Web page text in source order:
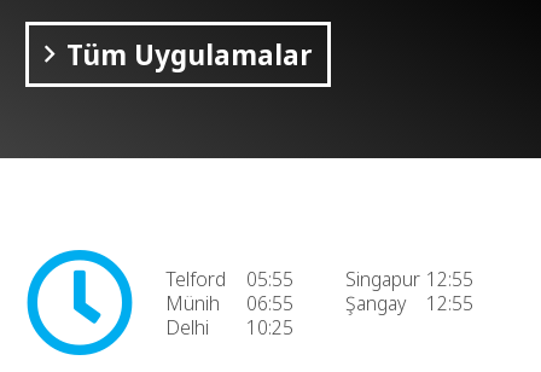
Tüm Uygulamalar
Telford
05:55
Münih
06:55
Delhi
10:25
Singapur 12:55
Şangay
12:55